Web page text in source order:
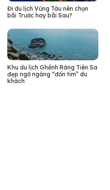
Đi du lịch Vũng Tàu nên chọn
bãi Trước hay bãi Sau?
Khu du lịch Ghềnh Ráng Tiên Sa
đẹp ngỡ ngàng “đốn tim” du
khách